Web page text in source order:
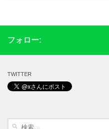
フォロー:
TWITTER